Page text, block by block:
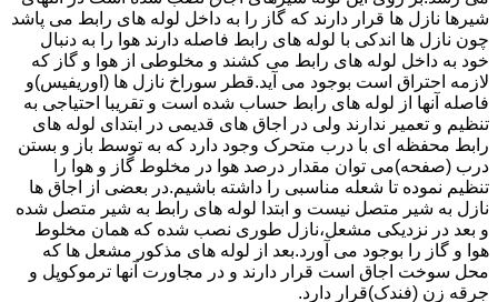
شیرها نازل ها قرار دارند که گاز را به داخل لوله های رابط می پاشد
چون نازل ها اندکی با لوله های رابط فاصله دارند هوا را به دنبال
خود به داخل لوله های رابط می کشند و مخلوطی از هوا و گاز که
لازمه احتراق است بوجود می آید.قطر سوراخ نازل ها (اوریفیس)و
فاصله آنها از لوله های رابط حساب شده است و تقریبا احتیاجی به
تنظیم و تعمیر ندارند ولی در اجاق های قدیمی در ابتدای لوله های
رابط محفظه ای با درب متحرک وجود دارد که به توسط باز و بستن
درب (صفحه)می توان مقدار درصد هوا در مخلوط گاز و هوا را
تنظیم نموده تا شعله مناسبی را داشته باشیم.در بعضی از اجاق ها
نازل به شیر متصل نیست و ابتدا لوله های رابط به شیر متصل شده
و بعد در نزدیکی مشعل،نازل طوری نصب شده که همان مخلوط
هوا و گاز را بوجود می آورد.بعد از لوله های مذکور مشعل ها که
محل سوخت اجاق است قرار دارند و در مجاورت آنها ترموکوپل و
جرقه زن (فندک)قرار دارد.